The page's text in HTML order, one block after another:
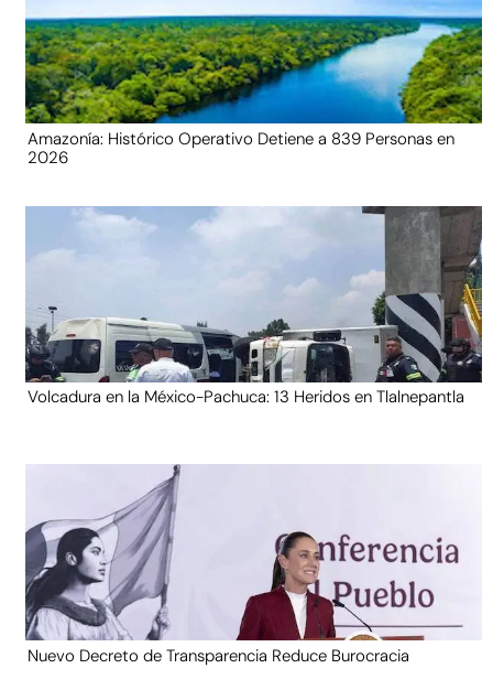
Amazonía: Histórico Operativo Detiene a 839 Personas en
2026
Volcadura en la México-Pachuca: 13 Heridos en Tlalnepantla
Nuevo Decreto de Transparencia Reduce Burocracia